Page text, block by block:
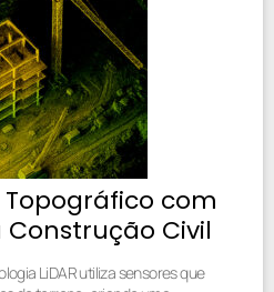
com
Construção Civil
LiDAR utiliza sensores que